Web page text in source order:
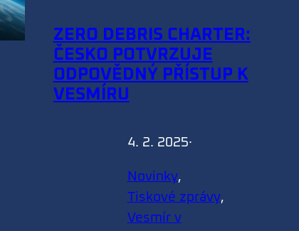
ZERO DEBRIS CHARTER:
ČESKO POTVRZUJE
ODPOVĚDNÝ PŘÍSTUP K
VESMÍRU
4. 2. 2025·
Novinky
Tiskové zprávy
Vesmír v